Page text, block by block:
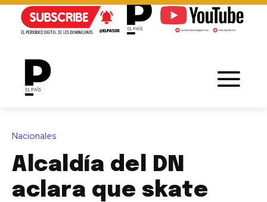
Nacionales
Alcaldía del DN
aclara que skate